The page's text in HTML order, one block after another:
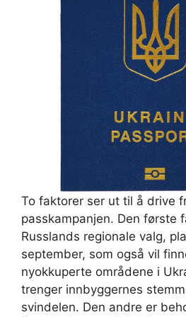
To faktorer ser ut til å drive
passkampanjen. Den første
Russlands regionale valg,
september, som også vil
nyokkuperte områdene i
trenger innbyggernes
svindelen. Den andre er